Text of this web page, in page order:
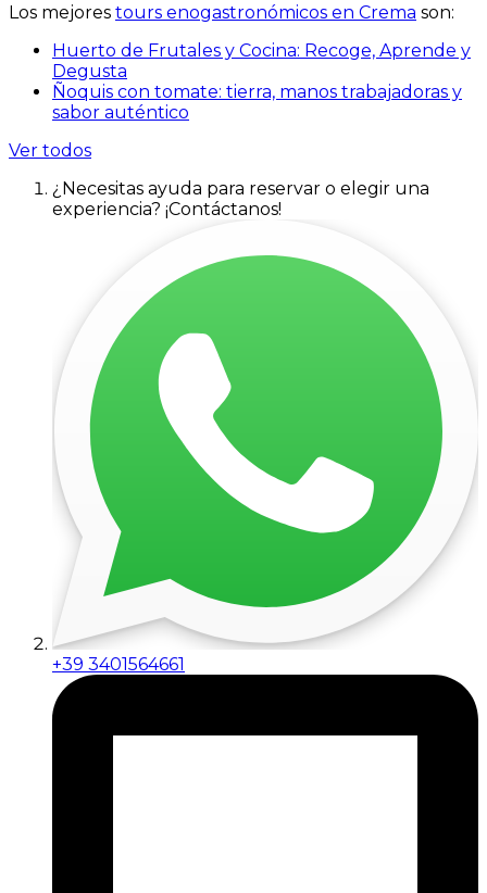
Los mejores tours enogastronómicos en Crema son:
Huerto de Frutales y Cocina: Recoge, Aprende y
Degusta
Ñoquis con tomate: tierra, manos trabajadoras y
sabor auténtico
Ver todos
¿Necesitas ayuda para reservar o elegir una
experiencia? ¡Contáctanos!
+39 3401564661